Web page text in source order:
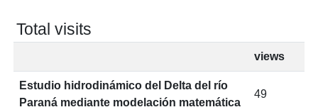
Total visits
views
Estudio hidrodinámico del Delta del río
Paraná mediante modelación matemática
49